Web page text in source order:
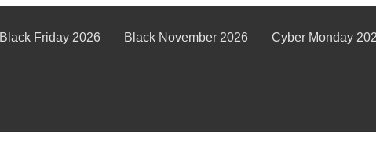
Black Friday 2026 Black November 2026 Cyber Monday